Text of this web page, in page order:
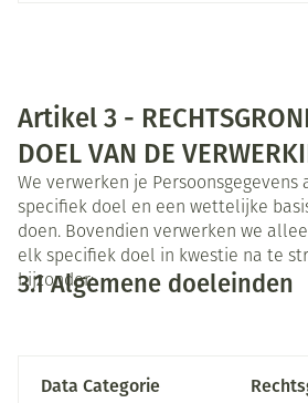
Artikel 3 -
DOEL VAN DE
We verwerken je Persoonsgegevens
specifiek doel en een wettelijke
doen. Bovendien verwerken we
elk specifiek doel in kwestie na te
bijzonder:
3.1 Algemene doeleinden
Data Categorie